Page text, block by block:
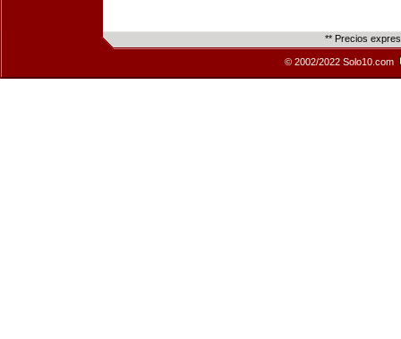
** Precios
© 2002/2022 Solo10.com